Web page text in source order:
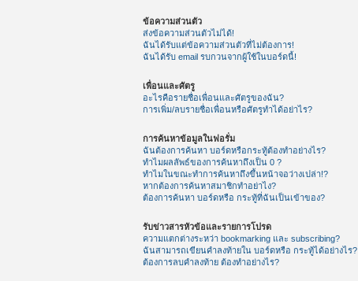
ข้อความส่วนตัว
ส่งข้อความส่วนตัวไม่ได้!
ฉันได้รับแต่ข้อความส่วนตัวที่ไม่ต้องการ!
ฉันได้รับ email รบกวนจากผู้ใช้ในบอร์ดนี้!
เพื่อนและศัตรู
อะไรคือรายชื่อเพื่อนและศัตรูของฉัน?
การเพิ่ม/ลบรายชื่อเพื่อนหรือศัตรูทำได้อย่าไร?
การค้นหาข้อมูลในฟอรั่ม
ฉันต้องการค้นหา บอร์ดหรือกระทู้ต้องทำอย่างไร?
ทำไมผลลัพธ์ของการค้นหาถึงเป็น 0 ?
ทำไมในขณะทำการค้นหาถึงขึ้นหน้าจอว่างเปล่า!?
หากต้องการค้นหาสมาชิกทำอย่าไง?
ต้องการค้นหา บอร์ดหรือ กระทู้ที่ฉันเป็นเข้าของ?
รับข่าวสารหัวข้อและรายการโปรด
ความแตกต่างระหว่า bookmarking และ subscribing?
ฉันสามารถเขียนคำลงท้ายใน บอร์ดหรือ กระทู้ได้อย่างไร?
ต้องการลบคำลงท้าย ต้องทำอย่างไร?